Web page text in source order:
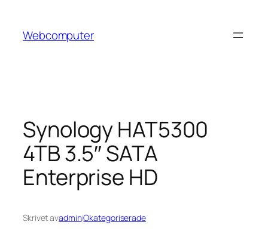
innehåll
Webcomputer
Synology HAT5300
4TB 3.5″ SATA
Enterprise HD
Skrivet avadminiOkategoriserade